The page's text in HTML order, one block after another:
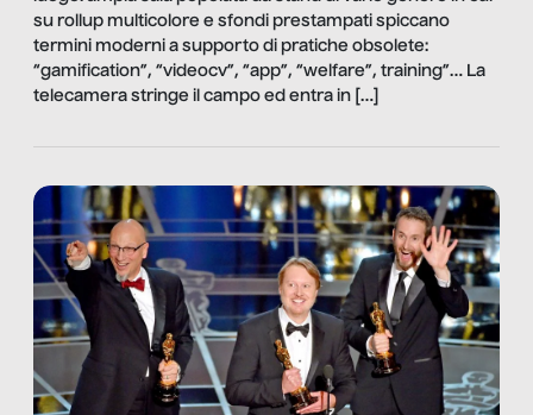
su rollup multicolore e sfondi prestampati spiccano
termini moderni a supporto di pratiche obsolete:
“gamification”, “videocv”, “app”, “welfare”, training”… La
telecamera stringe il campo ed entra in […]